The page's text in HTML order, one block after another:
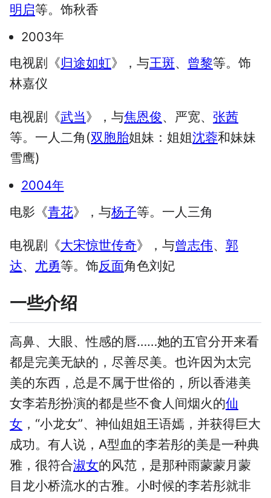
明启等。饰秋香
2003年
电视剧《归途如虹》，与王斑、 曾黎等。饰
林嘉仪
电视剧《武当》，与焦恩俊、严宽、 张茜
等。一人二角(双胞胎姐妹：姐姐沈蓉和妹妹
雪鹰)
2004年
电影《青花》，与杨子等。一人三角
电视剧《大宋惊世传奇》，与曾志伟、 郭
达、 尤勇等。饰反面角色刘妃
一些介绍
高鼻、大眼、性感的唇……她的五官分开来看
都是完美无缺的，尽善尽美。也许因为太完
美的东西，总是不属于世俗的，所以香港美
女李若彤扮演的都是些不食人间烟火的仙
女 ，“小龙女”、神仙姐姐王语嫣，并获得巨大
成功。有人说，A型血的李若彤的美是一种典
雅，很符合淑女的风范，是那种雨蒙蒙月蒙
目龙小桥流水的古雅。小时候的李若彤就非